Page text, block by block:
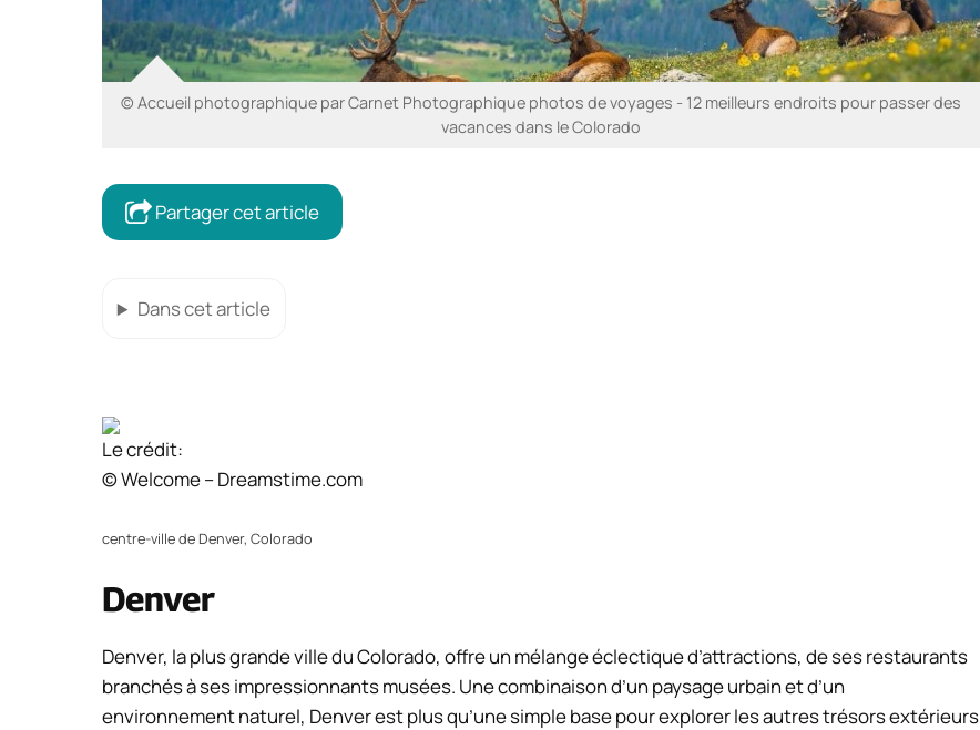
© Accueil photographique par Carnet Photographique photos de voyages - 12 meilleurs endroits pour passer des
vacances dans le Colorado
Partager cet article
Dans cet article
Le crédit:
© Welcome – Dreamstime.com
centre-ville de Denver, Colorado
Denver
Denver, la plus grande ville du Colorado, offre un mélange éclectique d’attractions, de ses restaurants
branchés à ses impressionnants musées. Une combinaison d’un paysage urbain et d’un
environnement naturel, Denver est plus qu’une simple base pour explorer les autres trésors extérieurs